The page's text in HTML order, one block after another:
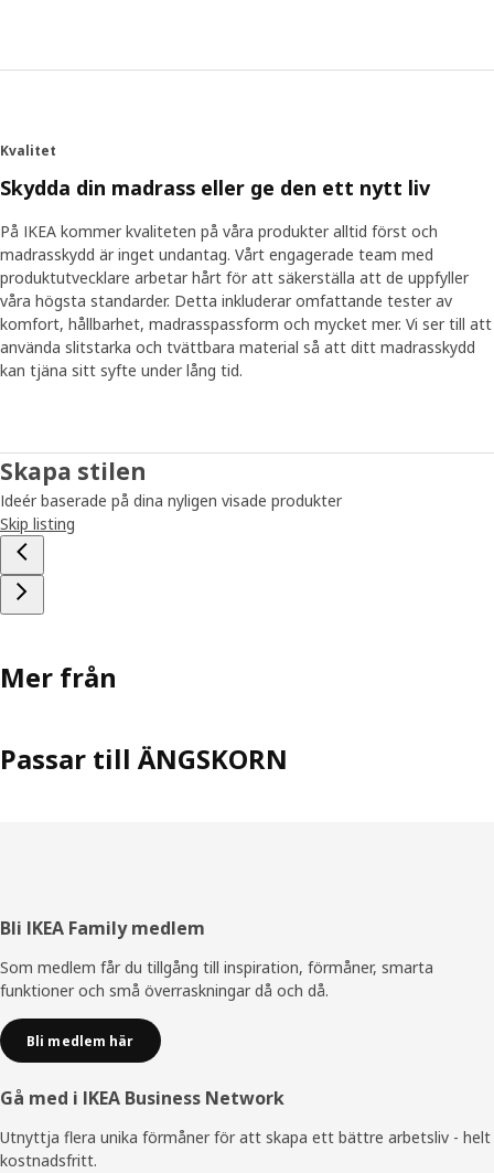
Kvalitet
Skydda din madrass eller ge den ett nytt liv
På IKEA kommer kvaliteten på våra produkter alltid först och
madrasskydd är inget undantag. Vårt engagerade team med
produktutvecklare arbetar hårt för att säkerställa att de uppfyller
våra högsta standarder. Detta inkluderar omfattande tester av
komfort, hållbarhet, madrasspassform och mycket mer. Vi ser till att
använda slitstarka och tvättbara material så att ditt madrasskydd
kan tjäna sitt syfte under lång tid.
Skapa stilen
Ideér baserade på dina nyligen visade produkter
Skip listing
Mer från
Passar till ÄNGSKORN
Sidfot
Bli IKEA Family medlem
Som medlem får du tillgång till inspiration, förmåner, smarta
funktioner och små överraskningar då och då.
Bli medlem här
Gå med i IKEA Business Network
Utnyttja flera unika förmåner för att skapa ett bättre arbetsliv - helt
kostnadsfritt.